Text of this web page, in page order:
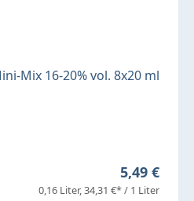
Mix 16-20% vol. 8x20 ml
Regulärer
5,49 €
0,16 Liter 34,31 €* / 1 Liter